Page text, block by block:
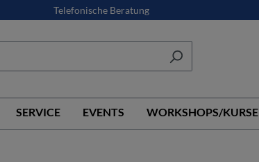
Telefonische Beratung
SERVICE EVENTS WORKSHOPS/KURSE